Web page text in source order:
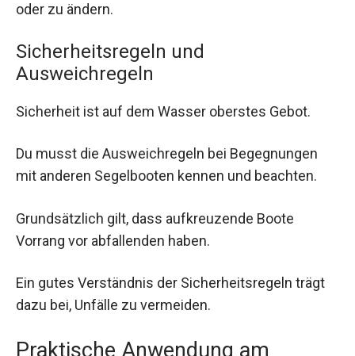
oder zu ändern.
Sicherheitsregeln und
Ausweichregeln
Sicherheit ist auf dem Wasser oberstes Gebot.
Du musst die Ausweichregeln bei Begegnungen
mit anderen Segelbooten kennen und beachten.
Grundsätzlich gilt, dass aufkreuzende Boote
Vorrang vor abfallenden haben.
Ein gutes Verständnis der Sicherheitsregeln trägt
dazu bei, Unfälle zu vermeiden.
Praktische Anwendung am